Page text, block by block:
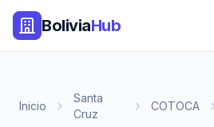
BoliviaHub
Inicio
Santa
Cruz
COTOCA